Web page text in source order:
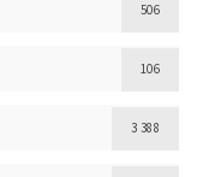
506
106
3 388